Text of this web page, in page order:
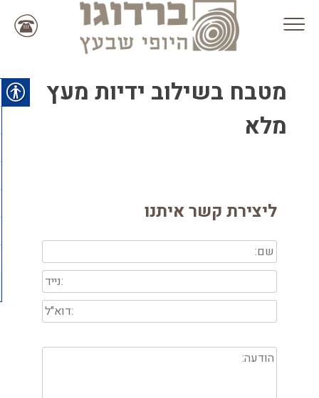
מטבח בשילוב ידיות מעץ
מלא
ליצירת קשר איתנו